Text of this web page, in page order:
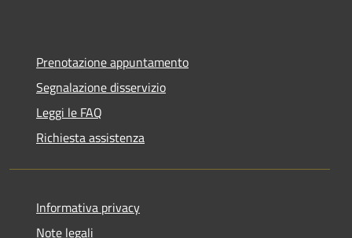
Prenotazione appuntamento
Segnalazione disservizio
Leggi le FAQ
Richiesta assistenza
Informativa privacy
Note legali